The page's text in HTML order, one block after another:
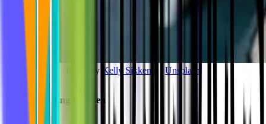
Photo by Kelly Sikkema Unsplash
Soziale Bindung schaffen